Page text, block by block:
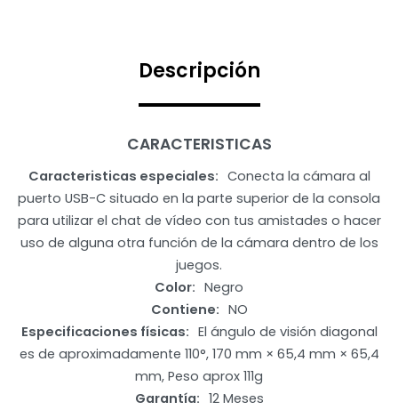
Descripción
CARACTERISTICAS
Caracteristicas especiales
Conecta la cámara al
puerto USB-C situado en la parte superior de la consola
para utilizar el chat de vídeo con tus amistades o hacer
uso de alguna otra función de la cámara dentro de los
juegos.
Color
Negro
Contiene
NO
Especificaciones físicas
El ángulo de visión diagonal
es de aproximadamente 110°, 170 mm × 65,4 mm × 65,4
mm, Peso aprox 111g
Garantía
12 Meses